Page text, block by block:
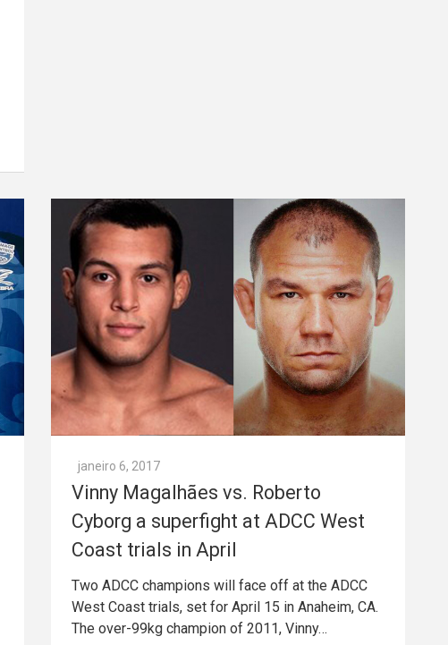
janeiro 6, 2017
Vinny Magalhães vs. Roberto
Cyborg a superfight at ADCC West
Coast trials in April
Two ADCC champions will face off at the ADCC
West Coast trials, set for April 15 in Anaheim, CA.
The over-99kg champion of 2011, Vinny…